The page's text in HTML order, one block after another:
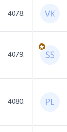
4078.
4079.
4080.